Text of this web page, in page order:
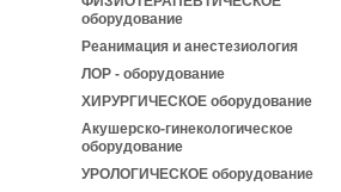
оборудование
Реанимация и анестезиология
ЛОР - оборудование
ХИРУРГИЧЕСКОЕ оборудование
Акушерско-гинекологическое
оборудование
УРОЛОГИЧЕСКОЕ оборудование